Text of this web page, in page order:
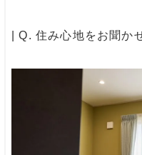
| Q. 住み心地をお聞か